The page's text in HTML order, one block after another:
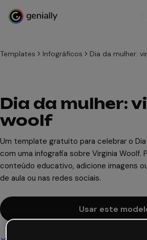
Templates Infográficos Dia da mulher:
Dia da mulher:
woolf
Um template gratuito para celebrar o
com uma infografia sobre Virginia Woolf.
conteúdo educativo, adicione imagens
de aula ou nas redes sociais.
Usar este